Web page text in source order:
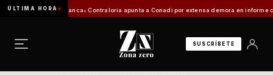
ÚLTIMA HORA
de Zona Franca Contraloría apunta a Conadi por extensa demora en informe
SUSCRÍBETE